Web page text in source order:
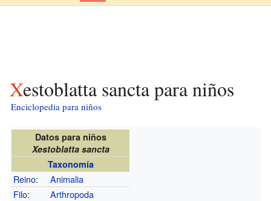
Xestoblatta sancta para niños
Enciclopedia para niños
Datos para niños
Xestoblatta sancta
Taxonomía
Reino:
Animalia
Filo:
Arthropoda